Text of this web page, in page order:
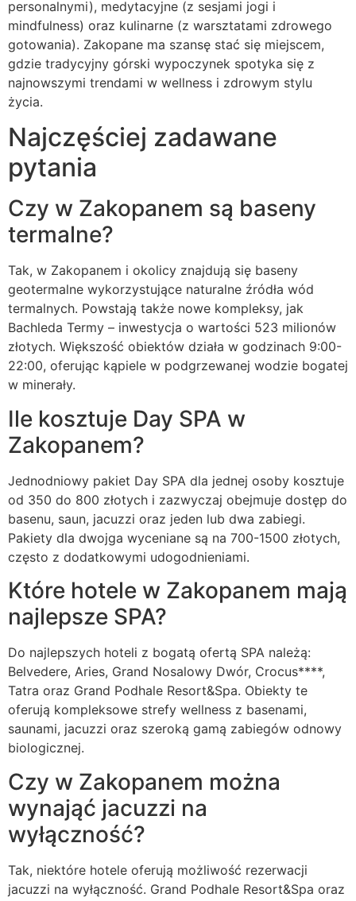
personalnymi), medytacyjne (z sesjami jogi i
mindfulness) oraz kulinarne (z warsztatami zdrowego
gotowania). Zakopane ma szansę stać się miejscem,
gdzie tradycyjny górski wypoczynek spotyka się z
najnowszymi trendami w wellness i zdrowym stylu
życia.
Najczęściej zadawane
pytania
Czy w Zakopanem są baseny
termalne?
Tak, w Zakopanem i okolicy znajdują się baseny
geotermalne wykorzystujące naturalne źródła wód
termalnych. Powstają także nowe kompleksy, jak
Bachleda Termy – inwestycja o wartości 523 milionów
złotych. Większość obiektów działa w godzinach 9:00-
22:00, oferując kąpiele w podgrzewanej wodzie bogatej
w minerały.
Ile kosztuje Day SPA w
Zakopanem?
Jednodniowy pakiet Day SPA dla jednej osoby kosztuje
od 350 do 800 złotych i zazwyczaj obejmuje dostęp do
basenu, saun, jacuzzi oraz jeden lub dwa zabiegi.
Pakiety dla dwojga wyceniane są na 700-1500 złotych,
często z dodatkowymi udogodnieniami.
Które hotele w Zakopanem mają
najlepsze SPA?
Do najlepszych hoteli z bogatą ofertą SPA należą:
Belvedere, Aries, Grand Nosalowy Dwór, Crocus****,
Tatra oraz Grand Podhale Resort&Spa. Obiekty te
oferują kompleksowe strefy wellness z basenami,
saunami, jacuzzi oraz szeroką gamą zabiegów odnowy
biologicznej.
Czy w Zakopanem można
wynająć jacuzzi na
wyłączność?
Tak, niektóre hotele oferują możliwość rezerwacji
jacuzzi na wyłączność. Grand Podhale Resort&Spa oraz